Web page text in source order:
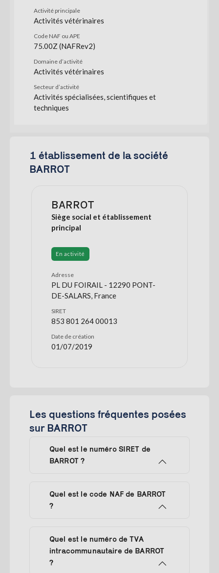
Activité principale
Activités vétérinaires
Code NAF ou APE
75.00Z (NAFRev2)
Domaine d’activité
Activités vétérinaires
Secteur d’activité
Activités spécialisées, scientifiques et
techniques
1 établissement de la société
BARROT
BARROT
Siège social et établissement
principal
En activité
Adresse
PL DU FOIRAIL - 12290 PONT-
DE-SALARS, France
SIRET
853 801 264 00013
Date de création
01/07/2019
Les questions fréquentes posées
sur BARROT
Quel est le numéro SIRET de
BARROT ?
Quel est le code NAF de BARROT
?
Quel est le numéro de TVA
intracommunautaire de BARROT
?